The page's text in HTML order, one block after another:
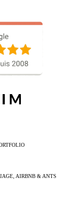
AIRBNB & ANTS